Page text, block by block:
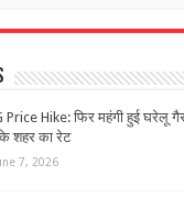
Price Hike: फिर महंगी हुई घरेलू
शहर का रेट
7, 2026